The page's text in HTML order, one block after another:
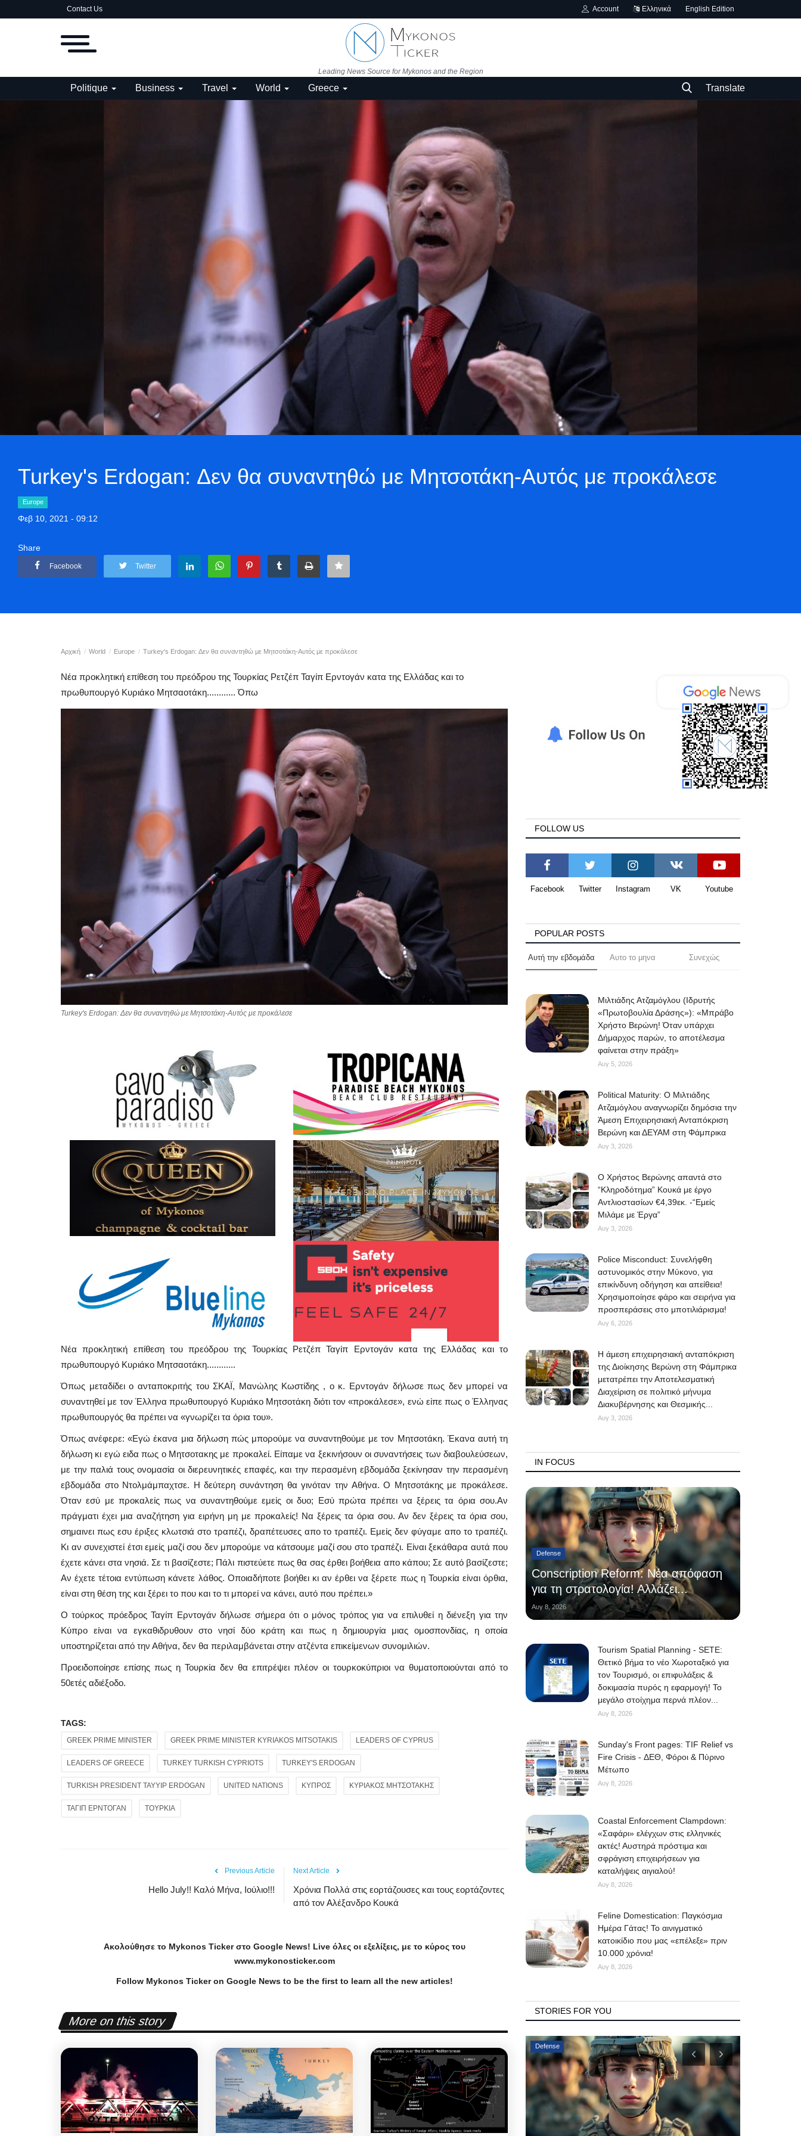
Contact Us Account Ελληνικά English Edition
Leading News Source for Mykonos and the Region
Politique Business Travel World Greece Translate
Turkey's Erdogan: Δεν θα συναντηθώ με Μητσοτάκη-Αυτός με προκάλεσε
Europe
Φεβ 10, 2021 - 09:12
Share
Facebook Twitter
Αρχική World Europe Turkey's Erdogan: Δεν θα συναντηθώ με Μητσοτάκη-Αυτός με προκάλεσε
Νέα προκλητική επίθεση του πρεόδρου της Τουρκίας Ρετζέπ Ταγίπ Ερντογάν κατα της Ελλάδας και το
πρωθυπουργό Κυριάκο Μητσαοτάκη............ Όπω
Turkey's Erdogan: Δεν θα συναντηθώ με Μητσοτάκη-Αυτός με προκάλεσε
Νέα προκλητική επίθεση του πρεόδρου της Τουρκίας Ρετζέπ Ταγίπ Ερντογάν κατα της Ελλάδας και το
πρωθυπουργό Κυριάκο Μητσαοτάκη............
Όπως μεταδίδει ο ανταποκριτής του ΣΚΑΪ, Μανώλης Κωστίδης , ο κ. Ερντογάν δήλωσε πως δεν μπορεί να
συναντηθεί με τον Έλληνα πρωθυπουργό Κυριάκο Μητσοτάκη διότι τον «προκάλεσε», ενώ είπε πως ο Έλληνας
πρωθυπουργός θα πρέπει να «γνωρίζει τα όρια του».
Όπως ανέφερε: «Εγώ έκανα μια δήλωση πώς μπορούμε να συναντηθούμε με τον Μητσοτάκη. Έκανα αυτή τη
δήλωση κι εγώ ειδα πως ο Μητσοτακης με προκαλεί. Είπαμε να ξεκινήσουν οι συναντήσεις των διαβουλεύσεων,
με την παλιά τους ονομασία οι διερευνητικές επαφές, και την περασμένη εβδομάδα ξεκίνησαν την περασμένη
εβδομάδα στο Ντολμάμπαχτσε. Η δεύτερη συνάντηση θα γινόταν την Αθήνα. Ο Μητσοτάκης με προκάλεσε.
Όταν εσύ με προκαλείς πως να συναντηθούμε εμείς οι δυο; Eσύ πρώτα πρέπει να ξέρεις τα όρια σου.Αν
πράγματι έχει μια αναζήτηση για ειρήνη μη με προκαλείς! Να ξέρεις τα όρια σου. Αν δεν ξέρεις τα όρια σου,
σημαινει πως εσυ έριξες κλωτσιά στο τραπέζι, δραπέτευσες απο το τραπέζι. Εμείς δεν φύγαμε απο το τραπέζι.
Κι αν συνεχιστεί έτσι εμείς μαζί σου δεν μπορούμε να κάτσουμε μαζί σου στο τραπέζι. Είναι ξεκάθαρα αυτά που
έχετε κάνει στα νησιά. Σε τι βασίζεστε; Πάλι πιστεύετε πως θα σας έρθει βοήθεια απο κάπου; Σε αυτό βασίζεστε;
Aν έχετε τέτοια εντύπωση κάνετε λάθος. Οποιαδήποτε βοήθει κι αν έρθει να ξέρετε πως η Τουρκία είναι όρθια,
είναι στη θέση της και ξέρει το που και το τι μπορεί να κάνει, αυτό που πρέπει.»
Ο τούρκος πρόεδρος Ταγίπ Ερντογάν δήλωσε σήμερα ότι ο μόνος τρόπος για να επιλυθεί η διένεξη για την
Κύπρο είναι να εγκαθιδρυθουν στο νησί δύο κράτη και πως η δημιουργία μιας ομοσπονδίας, η οποία
υποστηρίζεται από την Αθήνα, δεν θα περιλαμβάνεται στην ατζέντα επικείμενων συνομιλιών.
Προειδοποίησε επίσης πως η Τουρκία δεν θα επιτρέψει πλέον οι τουρκοκύπριοι να θυματοποιούνται από το
50ετές αδιέξοδο.
TAGS:
GREEK PRIME MINISTER GREEK PRIME MINISTER KYRIAKOS MITSOTAKIS LEADERS OF CYPRUS
LEADERS OF GREECE TURKEY TURKISH CYPRIOTS TURKEY'S ERDOGAN
TURKISH PRESIDENT TAYYIP ERDOGAN UNITED NATIONS ΚΥΠΡΟΣ ΚΥΡΙΑΚΟΣ ΜΗΤΣΟΤΑΚΗΣ
ΤΑΓΙΠ ΕΡΝΤΟΓΑΝ ΤΟΥΡΚΙΑ
Previous Article
Hello July!! Καλό Μήνα, Ιούλιο!!!
Next Article
Χρόνια Πολλά στις εορτάζουσες και τους εορτάζοντες
από τον Αλέξανδρο Κουκά
Ακολούθησε το Mykonos Tickerστο Google News! Liveόλες οι εξελίξεις, με το κύρος του
www.mykonosticker.com
Follow Mykonos Ticker on Google Newsto be the first to learn all the new articles!
More on this story
FOLLOW US
Facebook Twitter Instagram VK Youtube
POPULAR POSTS
Αυτή την εβδομάδα Αυτο το μηνα Συνεχώς
Μιλτιάδης Ατζαμόγλου (Ιδρυτής
«Πρωτοβουλία Δράσης»): «Μπράβο
Χρήστο Βερώνη! Όταν υπάρχει
Δήμαρχος παρών, το αποτέλεσμα
φαίνεται στην πράξη»
Αυγ 5, 2026
Political Maturity: Ο Μιλτιάδης
Ατζαμόγλου αναγνωρίζει δημόσια την
Άμεση Επιχειρησιακή Ανταπόκριση
Βερώνη και ΔΕΥΑΜ στη Φάμπρικα
Αυγ 3, 2026
O Χρήστος Βερώνης απαντά στο
“Κληροδότημα” Κουκά με έργο
Αντλιοστασίων €4,39εκ. -“Εμείς
Μιλάμε με Έργα”
Αυγ 3, 2026
Police Misconduct: Συνελήφθη
αστυνομικός στην Μύκονο, για
επικίνδυνη οδήγηση και απείθεια!
Χρησιμοποίησε φάρο και σειρήνα για
προσπεράσεις στο μποτιλιάρισμα!
Αυγ 6, 2026
Η άμεση επιχειρησιακή ανταπόκριση
της Διοίκησης Βερώνη στη Φάμπρικα
μετατρέπει την Αποτελεσματική
Διαχείριση σε πολιτικό μήνυμα
Διακυβέρνησης και Θεσμικής...
Αυγ 3, 2026
IN FOCUS
Defense
Conscription Reform: Νέα απόφαση
για τη στρατολογία! Αλλάζει...
Αυγ 8, 2026
Tourism Spatial Planning - SETE:
Θετικό βήμα το νέο Χωροταξικό για
τον Τουρισμό, οι επιφυλάξεις &
δοκιμασία πυρός η εφαρμογή! Το
μεγάλο στοίχημα περνά πλέον...
Αυγ 8, 2026
Sunday's Front pages: TIF Relief vs
Fire Crisis - ΔΕΘ, Φόροι & Πύρινο
Μέτωπο
Αυγ 8, 2026
Coastal Enforcement Clampdown:
«Σαφάρι» ελέγχων στις ελληνικές
ακτές! Αυστηρά πρόστιμα και
σφράγιση επιχειρήσεων για
καταλήψεις αιγιαλού!
Αυγ 8, 2026
Feline Domestication: Παγκόσμια
Ημέρα Γάτας! Το αινιγματικό
κατοικίδιο που μας «επέλεξε» πριν
10.000 χρόνια!
Αυγ 8, 2026
STORIES FOR YOU
Travel News